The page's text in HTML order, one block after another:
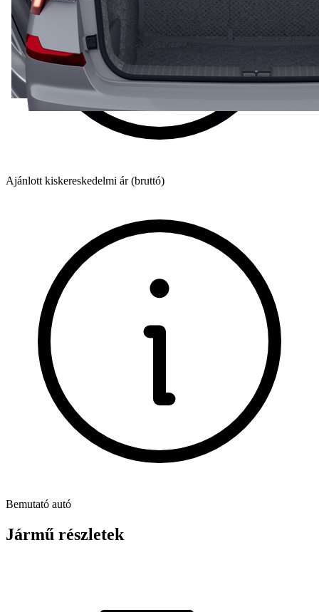
Ajánlott kiskereskedelmi ár (bruttó)
Bemutató autó
Jármű részletek